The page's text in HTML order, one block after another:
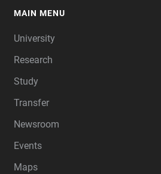
MAIN MENU
University
Research
Study
Transfer
Newsroom
Events
Maps